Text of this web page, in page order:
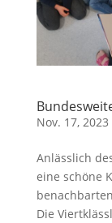
Nov. 17, 2023
Anlässlich
eine schöne
Die